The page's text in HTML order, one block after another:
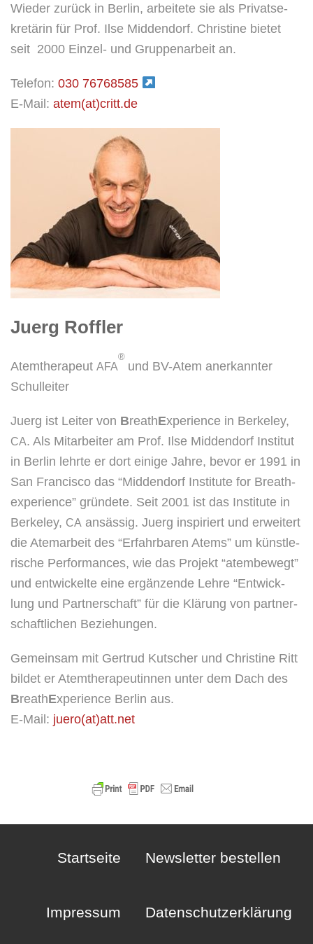
Wie­der zurück in Ber­lin, arbei­te­te sie als Pri­vat­se­
kre­tä­rin für Prof. Ilse Mid­den­dorf. Chris­ti­ne bie­tet
seit 2000 Ein­zel- und Grup­pen­ar­beit an.
Tele­fon: 030 76768585
E‑Mail: atem(at)critt.de
Juerg Roffler
Atem­the­ra­peut AFA
®
und BV-Atem aner­kann­ter
Schulleiter
Juerg ist Lei­ter von BreathExpe­ri­ence in Ber­ke­ley,
CA. Als Mit­ar­bei­ter am Prof. Ilse Mid­den­dorf Insti­tut
in Ber­lin lehr­te er dort eini­ge Jah­re, bevor er 1991 in
San Fran­cis­co das “Mid­den­dorf Insti­tu­te for Brea­th­
ex­pe­ri­ence” grün­de­te. Seit 2001 ist das Insti­tu­te in
Ber­ke­ley, CA ansäs­sig. Juerg inspi­riert und erwei­tert
die Atem­ar­beit des “Erfahr­ba­ren Atems” um künst­le­
ri­sche Per­for­man­ces, wie das Pro­jekt “atem­be­wegt”
und ent­wi­ckel­te eine ergän­zen­de Leh­re “Ent­wick­
lung und Part­ner­schaft” für die Klä­rung von part­ner­
schaft­li­chen Beziehungen.
Gemein­sam mit Ger­trud Kut­scher und Chris­ti­ne Ritt
bil­det er Atem­the­ra­peu­tin­nen unter dem Dach des
BreathExpe­ri­ence Ber­lin aus.
E‑Mail: juero(at)att.net
Startseite Newsletter bestellen
Impressum Datenschutzerklärung